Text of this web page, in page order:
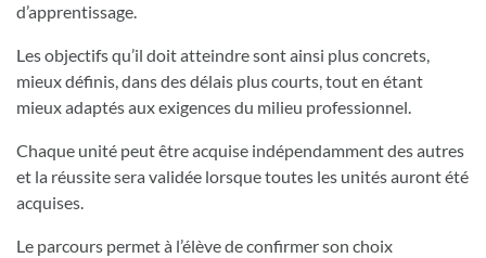
d’apprentissage.
Les objectifs qu’il doit atteindre sont ainsi plus concrets,
mieux définis, dans des délais plus courts, tout en étant
mieux adaptés aux exigences du milieu professionnel.
Chaque unité peut être acquise indépendamment des autres
et la réussite sera validée lorsque toutes les unités auront été
acquises.
Le parcours permet à l’élève de confirmer son choix